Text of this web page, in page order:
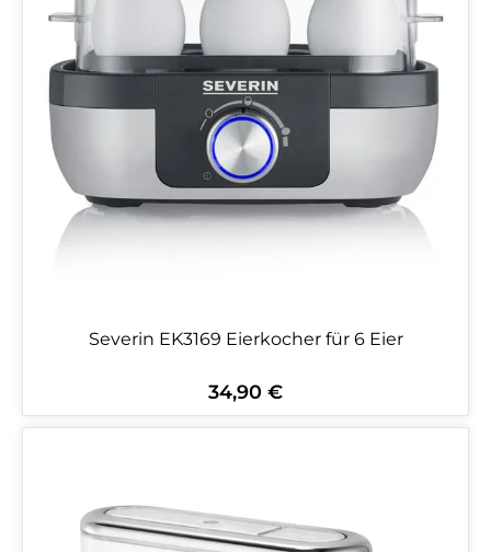
Severin EK3169 Eierkocher für 6 Eier
Regulärer Preis:
34,90 €